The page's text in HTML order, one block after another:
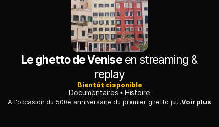
Le ghetto de Veniseen streaming &
replay
Bientôt disponible
Documentaires
Histoire
A l'occasion du 500e anniversaire du premier ghetto juif du monde, celui de Venise, un adolescent américain retourne sur les traces de ses origines.Voir plus